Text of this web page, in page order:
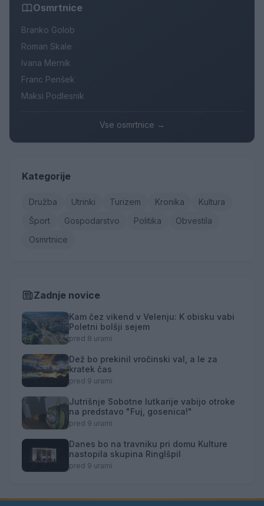
Osmrtnice
Branko Golob
Roman Skale
Ivana Mernik
Franc Penšek
Maksi Podlesnik
Vse osmrtnice →
Kategorije
Družba Utrinki Turizem Kronika
Kultura
Šport
Gospodarstvo Politika
Obvestila
Osmrtnice
Zadnje novice
Kam čez vikend v Velenju: K obisku vabi
Poletni bolšji sejem
pred 8 urami
Dež bo prekinil vročinski val, a le za
kratek čas
pred 9 urami
Jutrišnje Sobotne lutkarije vabijo otroke
na predstavo "Fuj, gosenica!"
pred 9 urami
Danes bo na travniku pri domu Kulture
nastopila skupina Ringlšpil
pred 9 urami